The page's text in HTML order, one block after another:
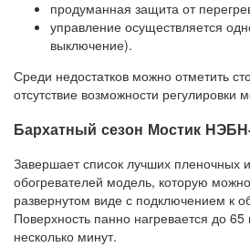
продуманная защита от
управление осуществляется
выключение).
Среди недостатков можно отметить
отсутствие возможности регулировки
Бархатный сезон Мостик
Завершает список лучших пленочных
обогревателей модель, которую
развернутом виде с подключением к
Поверхность панно нагревается до 65
несколько минут.